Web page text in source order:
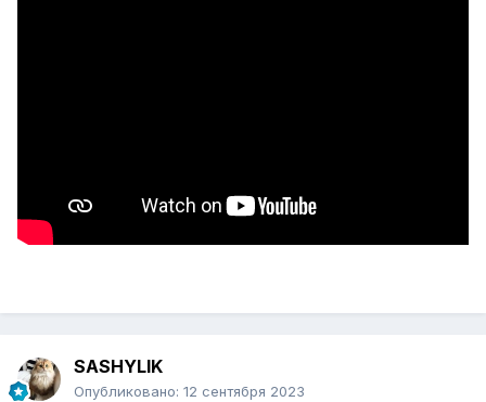
SASHYLIK
Опубликовано: 12 сентября 2023